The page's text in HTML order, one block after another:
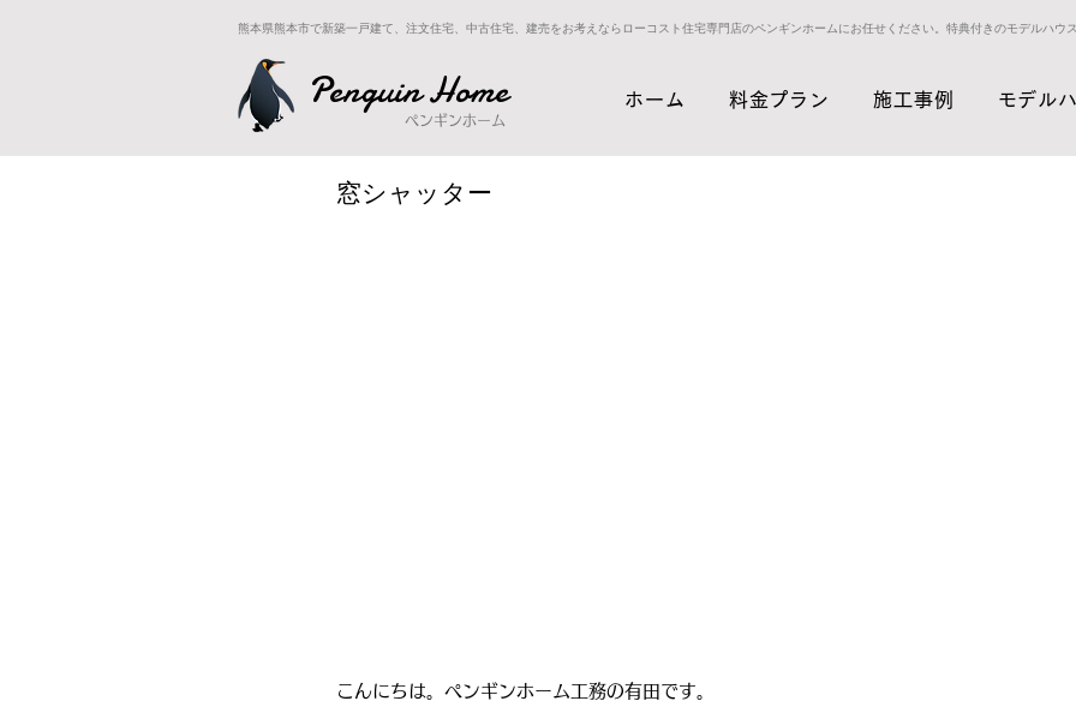
熊本県熊本市で新築一戸建て、注文住宅、中古住宅、建売をお考えならローコスト住宅専門店のペンギンホームにお任せください。特典付きのモデルハウ
Penguin Home
ペンギンホーム
ホーム 料金プラン 施工事例 モデル
窓シャッター
こんにちは。ペンギンホーム工務の有田です。